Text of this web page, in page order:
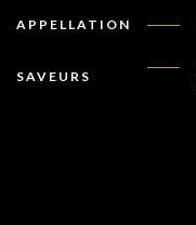
APPELLATION
SAVEURS